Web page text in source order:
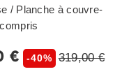
/ Planche à couvre-
€ -40% 319,00 €